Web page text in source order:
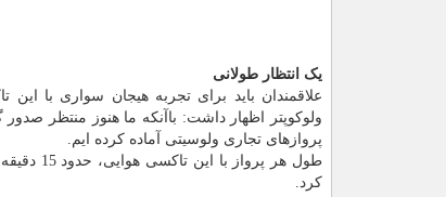
یک انتظار طولانی
ولوکوپتر اظهار داشت: باآنکه ما هنوز منتظر
پروازهای تجاری ولوسیتی آماده کرده ایم.
طول هر
کرد.